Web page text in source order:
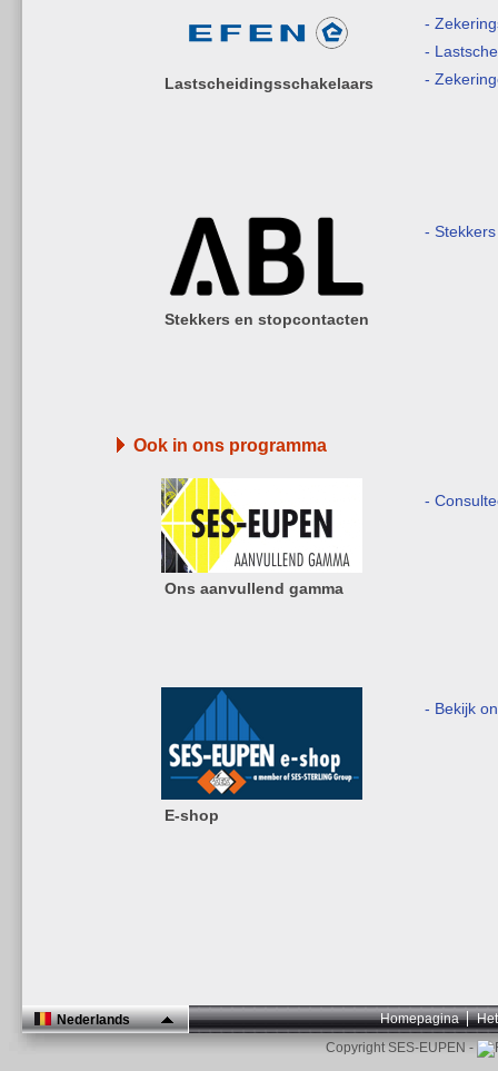
Lastscheidingsschakelaars
-
-
-
Stekkers en stopcontacten
-
Ook in ons programma
Ons aanvullend gamma
-
E-shop
- Bekijk
Nederlands Homepagina
Copyright SES-EUPEN -